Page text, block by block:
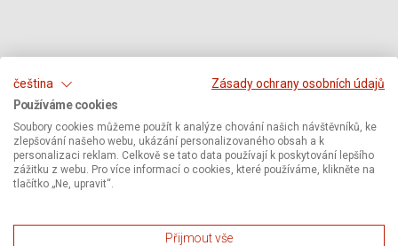
čeština
Zásady ochrany osobních údajů
Používáme cookies
Soubory cookies můžeme použít k analýze chování našich návštěvníků, ke
zlepšování našeho webu, ukázání personalizovaného obsah a k
personalizaci reklam. Celkově se tato data používají k poskytování lepšího
zážitku z webu. Pro více informací o cookies, které používáme, klikněte na
tlačítko „Ne, upravit“.
Přijmout vše